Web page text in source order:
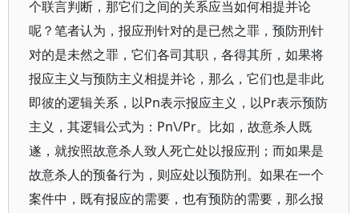
个联言判断，那它们之间的关系应当如何相提并论
呢？笔者认为，报应刑针对的是已然之罪，预防刑针
对的是未然之罪，它们各司其职，各得其所，如果将
报应主义与预防主义相提并论，那么，它们也是非此
即彼的逻辑关系，以Pn表示报应主义，以Pr表示预防
主义，其逻辑公式为：Pn\/Pr。比如，故意杀人既
遂，就按照故意杀人致人死亡处以报应刑；而如果是
故意杀人的预备行为，则应处以预防刑。如果在一个
案件中，既有报应的需要，也有预防的需要，那么报